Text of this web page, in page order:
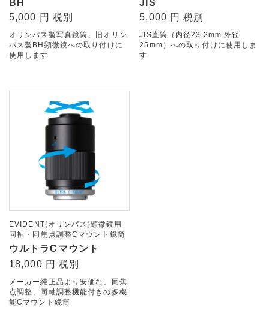
BH
5,000 円 税別
オリンパス製写真鏡筒、旧オリン
パス製BH顕微鏡への取り付けに
使用します
JIS
5,000 円 税別
JIS直筒（内径23.2mm 外径
25mm）への取り付けに使用しま
す
EVIDENT(オリンパス)顕微鏡用
同軸・同焦点調整Cマウント鏡筒
ウルトラCマウント
18,000 円 税別
メーカー純正品より安価な、同焦
点調整、同軸調整機能付きの多機
能Cマウント鏡筒